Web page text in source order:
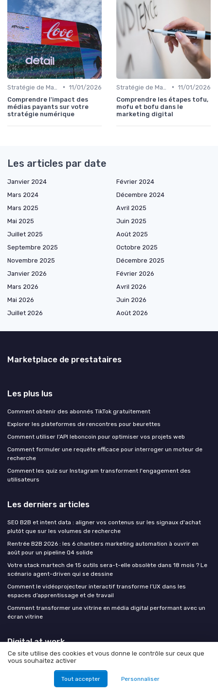
• 11/01/2026
Comprendre l'impact des
médias payants sur votre
stratégie numérique
• 11/01/2026
Comprendre les étapes tofu,
mofu et bofu dans le
marketing digital
Les articles par date
Janvier 2024
Février 2024
Mars 2024
Décembre 2024
Mars 2025
Avril 2025
Mai 2025
Juin 2025
Juillet 2025
Août 2025
Septembre 2025
Octobre 2025
Novembre 2025
Décembre 2025
Janvier 2026
Février 2026
Mars 2026
Avril 2026
Mai 2026
Juin 2026
Juillet 2026
Août 2026
Marketplace de prestataires
Les plus lus
Comment obtenir des abonnés TikTok gratuitement
Explorer les plateformes de rencontres pour beurettes
Comment utiliser l’API leboncoin pour optimiser vos projets web
Comment formuler une requête efficace pour interroger un moteur de
recherche
Comment les quiz sur Instagram transforment l'engagement des
utilisateurs
Les derniers articles
SEO B2B et intent data : aligner vos contenus sur les signaux d'achat
plutôt que sur les volumes de recherche
Rentrée B2B 2026 : les 6 chantiers marketing automation à ouvrir en
août pour un pipeline Q4 solide
Votre stack martech de 15 outils sera-t-elle obsolète dans 18 mois ? Le
scénario agent-driven qui se dessine
Comment le vidéoprojecteur interactif transforme l’UX dans les
espaces d’apprentissage et de travail
Comment transformer une vitrine en média digital performant avec un
écran vitrine
Digital at work
Ce site utilise des cookies et vous donne le contrôle sur ceux que
vous souhaitez activer
Tout accepter Personnaliser